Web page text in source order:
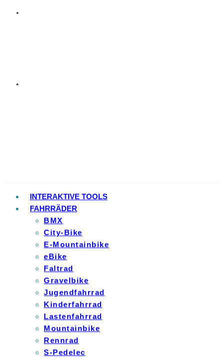
INTERAKTIVE TOOLS
FAHRRÄDER
BMX
City-Bike
E-Mountainbike
eBike
Faltrad
Gravelbike
Jugendfahrrad
Kinderfahrrad
Lastenfahrrad
Mountainbike
Rennrad
S-Pedelec